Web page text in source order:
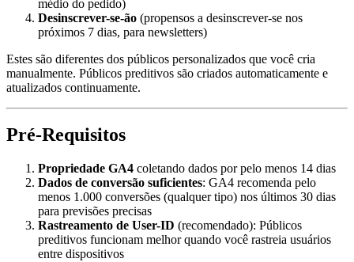
médio do pedido)
Desinscrever-se-ão (propensos a desinscrever-se nos
próximos 7 dias, para newsletters)
Estes são diferentes dos públicos personalizados que você cria
manualmente. Públicos preditivos são criados automaticamente e
atualizados continuamente.
Pré-Requisitos
Propriedade GA4 coletando dados por pelo menos 14 dias
Dados de conversão suficientes: GA4 recomenda pelo
menos 1.000 conversões (qualquer tipo) nos últimos 30 dias
para previsões precisas
Rastreamento de User-ID (recomendado): Públicos
preditivos funcionam melhor quando você rastreia usuários
entre dispositivos